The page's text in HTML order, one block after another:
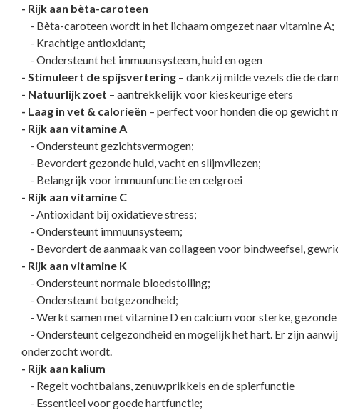
- Rijk aan bèta-caroteen
- Bèta-caroteen wordt in het lichaam omgezet naar vitamine A;
- Krachtige antioxidant;
- Ondersteunt het immuunsysteem, huid en ogen
- Stimuleert de spijsvertering – dankzij milde vezels die de
- Natuurlijk zoet – aantrekkelijk voor kieskeurige eters
- Laag in vet & calorieën – perfect voor honden die op gewicht
- Rijk aan vitamine A
- Ondersteunt gezichtsvermogen;
- Bevordert gezonde huid, vacht en slijmvliezen;
- Belangrijk voor immuunfunctie en celgroei
- Rijk aan vitamine C
- Antioxidant bij oxidatieve stress;
- Ondersteunt immuunsysteem;
- Bevordert de aanmaak van collageen voor bindweefsel,
- Rijk aan vitamine K
- Ondersteunt normale bloedstolling;
- Ondersteunt botgezondheid;
- Werkt samen met vitamine D en calcium voor sterke,
- Ondersteunt celgezondheid en mogelijk het hart. Er zijn
onderzocht wordt.
- Rijk aan kalium
- Regelt vochtbalans, zenuwprikkels en de spierfunctie
- Essentieel voor goede hartfunctie;